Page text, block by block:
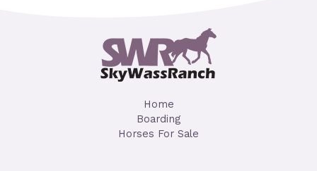
Home
Boarding
Horses For Sale